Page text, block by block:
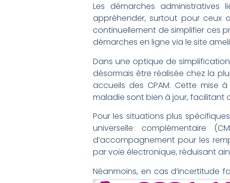
Les démarches
appréhender, surtout pour ceux
continuellement de simplifier ces
démarches en ligne via le site
Dans une optique de
désormais être réalisée chez la
accueils des CPAM. Cette mise
maladie sont bien à jour, facilitant
Pour les situations plus
universelle complémentaire
d’accompagnement pour les
par voie électronique, réduisant
Néanmoins, en cas d’incertitude